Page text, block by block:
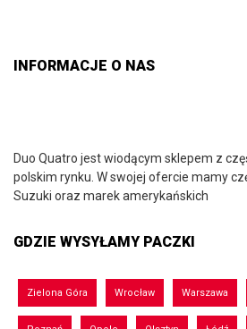
INFORMACJE O NAS
Duo Quatro jest wiodącym sklepem z
polskim rynku. W swojej ofercie mamy
Suzuki oraz marek amerykańskich
GDZIE WYSYŁAMY PACZKI
Zielona Góra Wrocław Warszawa